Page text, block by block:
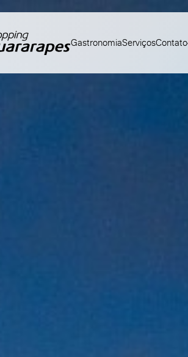
GastronomiaServiçosContato